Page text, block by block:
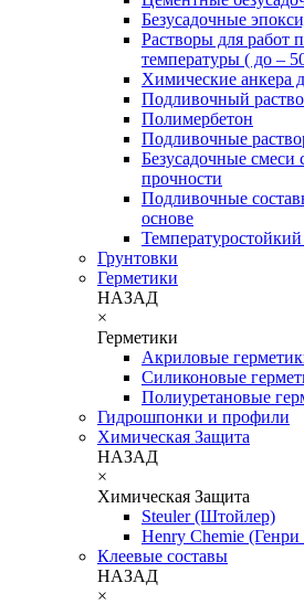
Безусадочные
Растворы для работ
температуры ( до –
Химические анкера
Подливочный
Полимербетон
Подливочные
Безусадочные
прочности
Подливочные
основе
Грунтовки
Герметики
НАЗАД
×
Герметики
Акриловые
Силиконовые
Полиуретановые
Гидрошпонки и профили
Химическая Защита
НАЗАД
×
Химическая Защита
Steuler (Штойлер)
Henry Chemie
Клеевые составы
НАЗАД
×